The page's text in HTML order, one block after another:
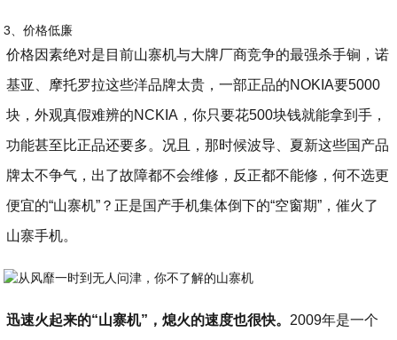
3、价格低廉
价格因素绝对是目前山寨机与大牌厂商竞争的最强杀手锏，诺
基亚、摩托罗拉这些洋品牌太贵，一部正品的NOKIA要5000
块，外观真假难辨的NCKIA，你只要花500块钱就能拿到手，
功能甚至比正品还要多。况且，那时候波导、夏新这些国产品
牌太不争气，出了故障都不会维修，反正都不能修，何不选更
便宜的“山寨机”？正是国产手机集体倒下的“空窗期”，催火了
山寨手机。
迅速火起来的“山寨机”，熄火的速度也很快。 2009年是一个